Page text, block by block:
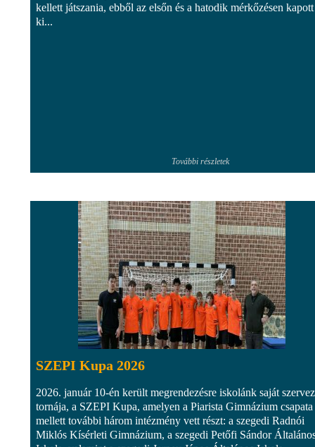
kellett játszania, ebből az elsőn és a hatodik mérkőzésen kapott
ki...
További részletek
SZEPI Kupa 2026
2026. január 10-én került megrendezésre iskolánk saját
tornája, a SZEPI Kupa, amelyen a Piarista Gimnázium csapata
mellett további három intézmény vett részt: a szegedi Radnói
Miklós Kísérleti Gimnázium, a szegedi Petőfi Sándor